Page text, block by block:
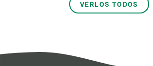
VERLOS TODOS